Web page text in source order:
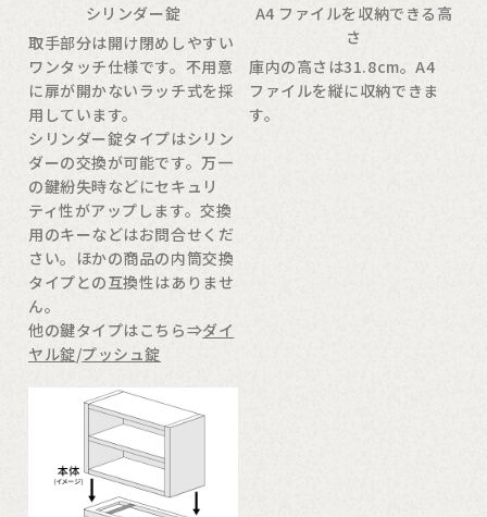
シリンダー錠
取手部分は開け閉めしやすい
ワンタッチ仕様です。不用意
に扉が開かないラッチ式を採
用しています。
シリンダー錠タイプはシリン
ダーの交換が可能です。万一
の鍵紛失時などにセキュリ
ティ性がアップします。交換
用のキーなどはお問合せくだ
さい。ほかの商品の内筒交換
タイプとの互換性はありませ
ん。
他の鍵タイプはこちら⇒ダイ
ヤル錠/プッシュ錠
A4 ファイルを収納できる高
さ
庫内の高さは31.8cm。A4
ファイルを縦に収納できま
す。